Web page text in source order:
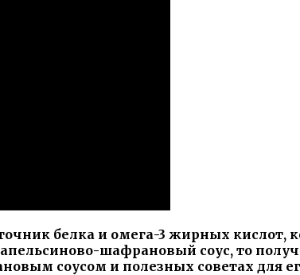
белка и омега-3 жирных кислот,
шафрановый соус, то
соусом и полезных советах для